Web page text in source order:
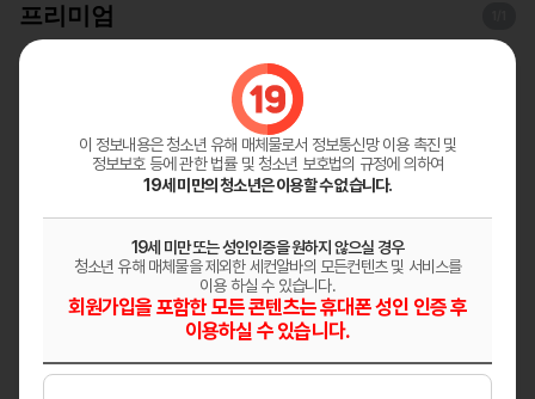
프리미엄
깨끗한 분위기의 샵 상시모집
대전 대덕구 마사지
헤븐
✨ 매니저님들 어서 오세요 ✨
울산 남구 마사지
레이테라피
원주 혁신도시 「레이테라피」│페이12만│숙소
이 정보내용은 청소년 유해 매체물로서 정보통신망 이용 촉진 및
정보보호 등에 관한 법률 및 청소년 보호법의 규정에 의하여
19세 미만의 청소년은 이용할 수 없습니다.
19세 미만 또는 성인인증을 원하지 않으실 경우
청소년 유해 매체물을 제외한 세컨알바의 모든컨텐츠 및 서비스를
이용 하실 수 있습니다.
회원가입을 포함한 모든 콘텐츠는 휴대폰 성인 인증 후
이용하실 수 있습니다.